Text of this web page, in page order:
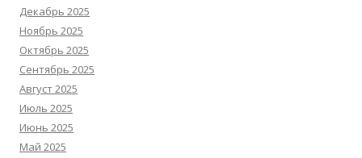
Декабрь 2025
Ноябрь 2025
Октябрь 2025
Сентябрь 2025
Август 2025
Июль 2025
Июнь 2025
Май 2025